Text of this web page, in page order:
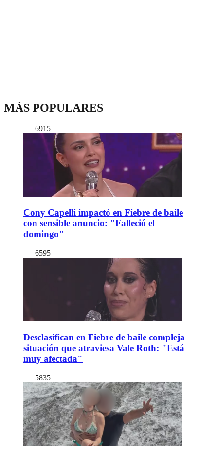
MÁS POPULARES
6915
Cony Capelli impactó en Fiebre de baile
con sensible anuncio: "Falleció el
domingo"
6595
Desclasifican en Fiebre de baile compleja
situación que atraviesa Vale Roth: "Está
muy afectada"
5835